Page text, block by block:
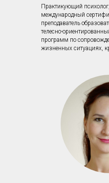
Практикующий
международный
преподаватель
телесно-
программ по
жизненных ситуациях,